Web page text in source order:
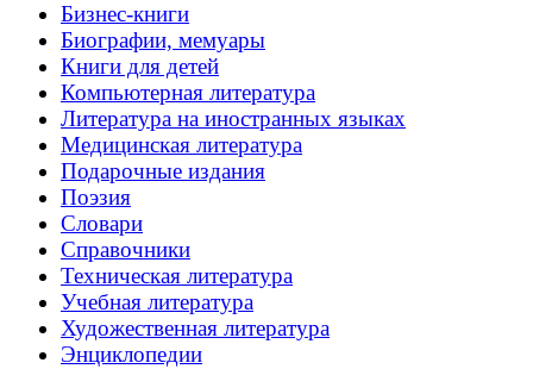
Бизнес-книги
Биографии, мемуары
Книги для детей
Компьютерная литература
Литература на иностранных языках
Медицинская литература
Подарочные издания
Поэзия
Словари
Справочники
Техническая литература
Учебная литература
Художественная литература
Энциклопедии